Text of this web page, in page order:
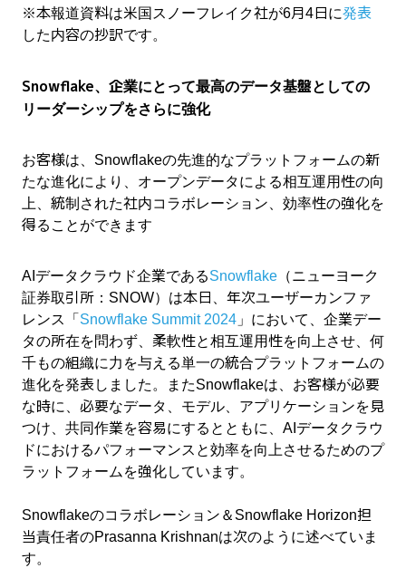
※本報道資料は米国スノーフレイク社が6月4日に発表
した内容の抄訳です。
Snowflake、企業にとって最高のデータ基盤としての
リーダーシップをさらに強化
お客様は、Snowflakeの先進的なプラットフォームの新
たな進化により、オープンデータによる相互運用性の向
上、統制された社内コラボレーション、効率性の強化を
得ることができます
AIデータクラウド企業であるSnowflake （ニューヨーク
証券取引所：SNOW）は本日、年次ユーザーカンファ
レンス「 Snowflake Summit 2024 」において、企業デー
タの所在を問わず、柔軟性と相互運用性を向上させ、何
千もの組織に力を与える単一の統合プラットフォームの
進化を発表しました。またSnowflakeは、お客様が必要
な時に、必要なデータ、モデル、アプリケーションを見
つけ、共同作業を容易にするとともに、AIデータクラウ
ドにおけるパフォーマンスと効率を向上させるためのプ
ラットフォームを強化しています。
Snowflakeのコラボレーション＆Snowflake Horizon担
当責任者のPrasanna Krishnanは次のように述べていま
す。